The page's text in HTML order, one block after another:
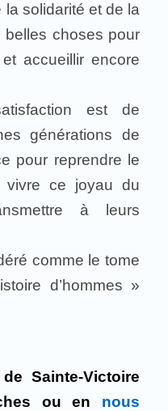
la solidarité et de la
choses pour
accueillir encore
est de
générations de
pour reprendre le
vivre ce joyau du
à leurs
comme le tome
d’hommes »
Sainte-Victoire
ou en nous